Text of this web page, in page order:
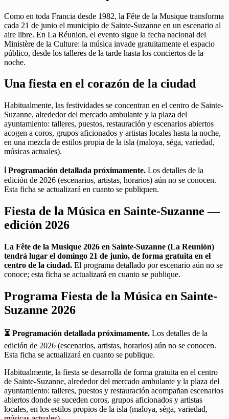
Como en toda Francia desde 1982, la Fête de la Musique transforma
cada 21 de junio el municipio de Sainte-Suzanne en un escenario al
aire libre. En La Réunion, el evento sigue la fecha nacional del
Ministère de la Culture: la música invade gratuitamente el espacio
público, desde los talleres de la tarde hasta los conciertos de la
noche.
Una fiesta en el corazón de la ciudad
Habitualmente, las festividades se concentran en el centro de Sainte-
Suzanne, alrededor del mercado ambulante y la plaza del
ayuntamiento: talleres, puestos, restauración y escenarios abiertos
acogen a coros, grupos aficionados y artistas locales hasta la noche,
en una mezcla de estilos propia de la isla (maloya, séga, variedad,
músicas actuales).
ℹ️ Programación detallada próximamente. Los detalles de la
edición de 2026 (escenarios, artistas, horarios) aún no se conocen.
Esta ficha se actualizará en cuanto se publiquen.
Fiesta de la Música en Sainte-Suzanne —
edición 2026
La Fête de la Musique 2026 en Sainte-Suzanne (La Reunión)
tendrá lugar el domingo 21 de junio, de forma gratuita en el
centro de la ciudad. El programa detallado por escenario aún no se
conoce; esta ficha se actualizará en cuanto se publique.
Programa Fiesta de la Música en Sainte-
Suzanne 2026
⏳ Programación detallada próximamente. Los detalles de la
edición de 2026 (escenarios, artistas, horarios) aún no se conocen.
Esta ficha se actualizará en cuanto se publique.
Habitualmente, la fiesta se desarrolla de forma gratuita en el centro
de Sainte-Suzanne, alrededor del mercado ambulante y la plaza del
ayuntamiento: talleres, puestos y restauración acompañan escenarios
abiertos donde se suceden coros, grupos aficionados y artistas
locales, en los estilos propios de la isla (maloya, séga, variedad,